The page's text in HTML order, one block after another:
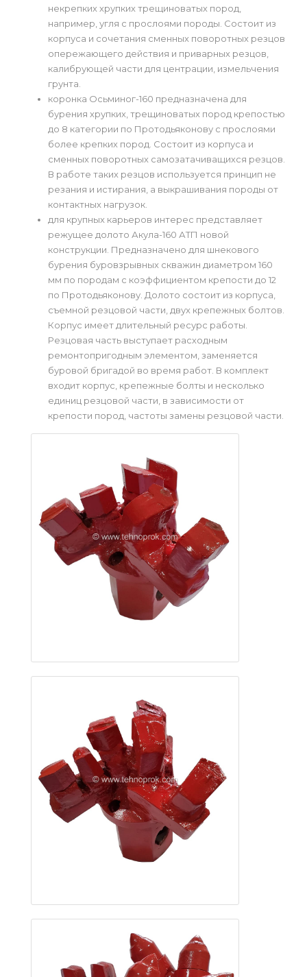
некрепких хрупких трещиноватых пород,
например, угля с прослоями породы. Состоит из
корпуса и сочетания сменных поворотных резцов
опережающего действия и приварных резцов,
калибрующей части для центрации, измельчения
грунта.
коронка Осьминог-160 предназначена для
бурения хрупких, трещиноватых пород крепостью
до 8 категории по Протодьяконову с прослоями
более крепких пород. Состоит из корпуса и
сменных поворотных самозатачиващихся резцов.
В работе таких резцов используется принцип не
резания и истирания, а выкрашивания породы от
контактных нагрузок.
для крупных карьеров интерес представляет
режущее долото Акула-160 АТП новой
конструкции. Предназначено для шнекового
бурения буровзрывных скважин диаметром 160
мм по породам с коэффициентом крепости до 12
по Протодьяконову. Долото состоит из корпуса,
съемной резцовой части, двух крепежных болтов.
Корпус имеет длительный ресурс работы.
Резцовая часть выступает расходным
ремонтопригодным элементом, заменяется
буровой бригадой во время работ. В комплект
входит корпус, крепежные болты и несколько
единиц резцовой части, в зависимости от
крепости пород, частоты замены резцовой части.